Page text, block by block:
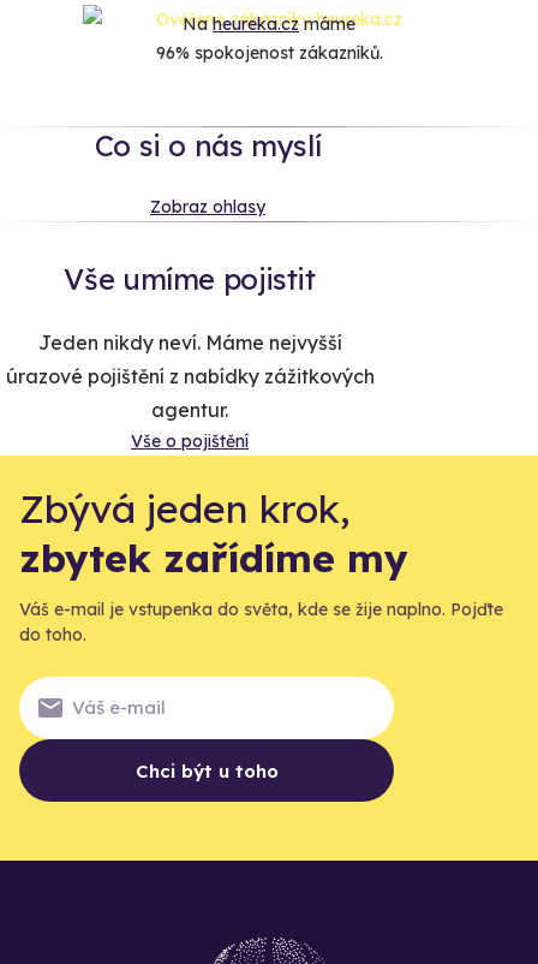
Naheureka.czmáme
96% spokojenost zákazníků.
Co si o nás myslí
Zobraz ohlasy
Vše umíme pojistit
Jeden nikdy neví. Máme nejvyšší
úrazové pojištění z nabídky zážitkových
agentur.
Vše o pojištění
Zbývá jeden krok,
zbytek zařídíme my
Váš e-mail je vstupenka do světa, kde se žije naplno. Pojďte
do toho.
Chci být u toho